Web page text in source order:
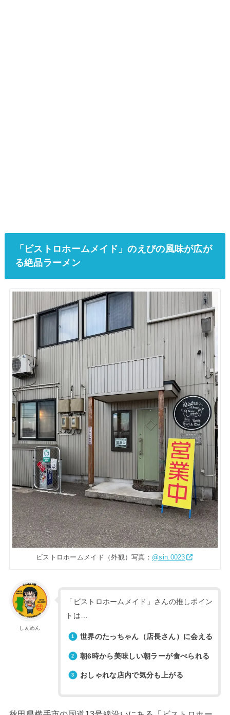
「ビストロホームメイド」のえびの風味が広が
る絶品ラーメン
ビストロホームメイド（外観）写真： @sin.0023
しんめん
「ビストロホームメイド」さんの推しポイン
トは…
世界のたっちゃん（店長さん）に会える
朝6時から美味しい朝ラーが食べられる
おしゃれな店内で気分も上がる